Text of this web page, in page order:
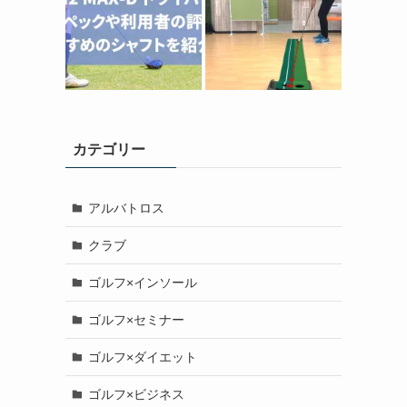
カテゴリー
アルバトロス
クラブ
ゴルフ×インソール
ゴルフ×セミナー
ゴルフ×ダイエット
ゴルフ×ビジネス